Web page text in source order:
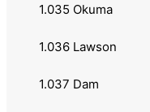
Flatnose
Coregonus
1.035 Okuma
1.036 Lawson
1.037 Dam